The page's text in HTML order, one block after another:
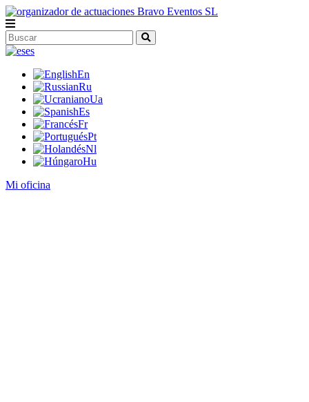
es
En
Ru
Ua
Es
Fr
Pt
Nl
Hu
Mi oficina